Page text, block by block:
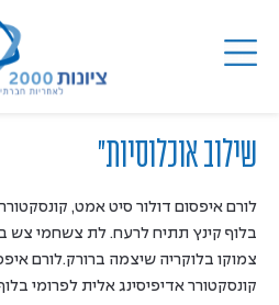
Toggle
שילוב אוכלוסיות"
לורם איפסום דולור סיט אמט,
בלוף קינץ תתיח לרעח. לת צשחמי צש
צמוקו בלוקריה שיצמה ברורק.לורם
קונסקטורר אדיפיסינג אלית לפרומי